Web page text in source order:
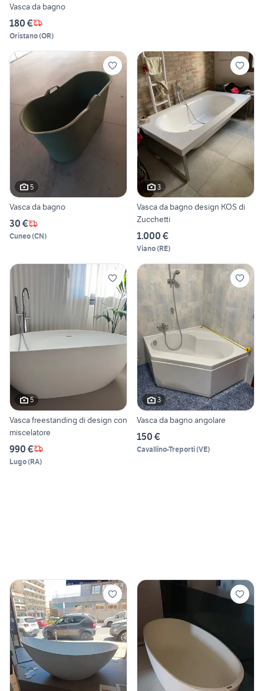
Vasca da bagno
180 €
Oristano(OR)
5
Vasca da bagno
30 €
Cuneo(CN)
3
Vasca da bagno design KOS di
Zucchetti
1.000 €
Viano(RE)
5
Vasca freestanding di design con
miscelatore
990 €
Lugo(RA)
3
Vasca da bagno angolare
150 €
Cavallino-Treporti(VE)